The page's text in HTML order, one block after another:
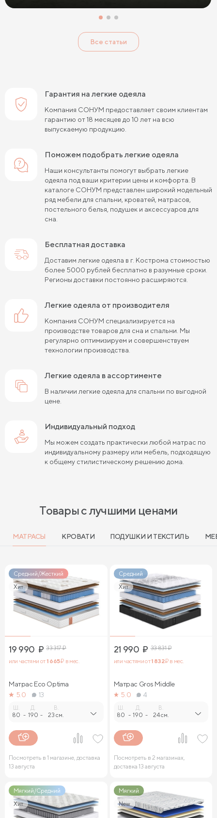
Все статьи
Гарантия на легкие одеяла
Компания СОНУМ предоставляет своим клиентам
гарантию от 18 месяцев до 10 лет на всю
выпускаемую продукцию.
Поможем подобрать легкие одеяла
Наши консультанты помогут выбрать легкие
одеяла под ваши критерии цены и комфорта. В
каталоге СОНУМ представлен широкий модельный
ряд мебели для спальни, кроватей, матрасов,
постельного белья, подушек и аксессуаров для
сна.
Бесплатная доставка
Доставим легкие одеяла в г. Кострома стоимостью
более 5000 рублей бесплатно в разумные сроки.
Регионы доставки постоянно расширяются.
легкие одеяла от производителя
Компания СОНУМ специализируется на
производстве товаров для сна и спальни. Мы
регулярно оптимизируем и совершенствуем
технологии производства.
легкие одеяла в ассортименте
В наличии легкие одеяла для спальни по выгодной
цене.
Индивидуальный подход
Мы можем создать практически любой матрас по
индивидуальному размеру или мебель, подходящую
к общему стилистическому решению дома.
Товары с лучшими ценами
МАТРАСЫ КРОВАТИ ПОДУШКИ И ТЕКСТИЛЬ
Средний/Жесткий
Хит
19 990 ₽ 33 317₽
или частями от1 665₽ в мес.
Матрас Eco Optima
5.0
13
80 -
Д.
190 -
В.
23 см.
Посмотреть в 1 магазине, доставка
13 августа
Средний
Хит
21 990 ₽ 33 831₽
или частями от1 832₽ в мес.
Матрас Gros Middle
5.0
4
80 -
Д.
190 -
В.
24 см.
Посмотреть в 2 магазинах,
доставка 13 августа
Мягкий/Средний
Хит
Мягкий
New